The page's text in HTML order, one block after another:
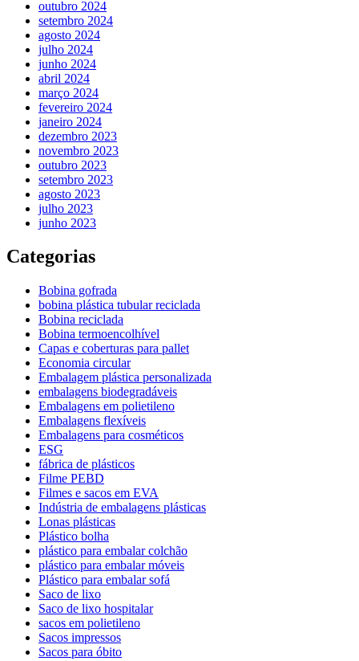
outubro 2024
setembro 2024
agosto 2024
julho 2024
junho 2024
abril 2024
março 2024
fevereiro 2024
janeiro 2024
dezembro 2023
novembro 2023
outubro 2023
setembro 2023
agosto 2023
julho 2023
junho 2023
Categorias
Bobina gofrada
bobina plástica tubular reciclada
Bobina reciclada
Bobina termoencolhível
Capas e coberturas para pallet
Economia circular
Embalagem plástica personalizada
embalagens biodegradáveis
Embalagens em polietileno
Embalagens flexíveis
Embalagens para cosméticos
ESG
fábrica de plásticos
Filme PEBD
Filmes e sacos em EVA
Indústria de embalagens plásticas
Lonas plásticas
Plástico bolha
plástico para embalar colchão
plástico para embalar móveis
Plástico para embalar sofá
Saco de lixo
Saco de lixo hospitalar
sacos em polietileno
Sacos impressos
Sacos para óbito